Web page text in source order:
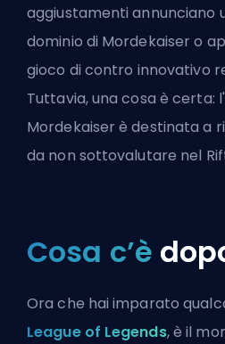
aggiustamenti annunciano
dominio di Mordekaiser o
gioco di contro innovativo
Tuttavia, una cosa è certa:
Mordekaiser è destinata a
da non sottovalutare nel
Cosa c’è
Ora che hai imparato
League of Legends, è il